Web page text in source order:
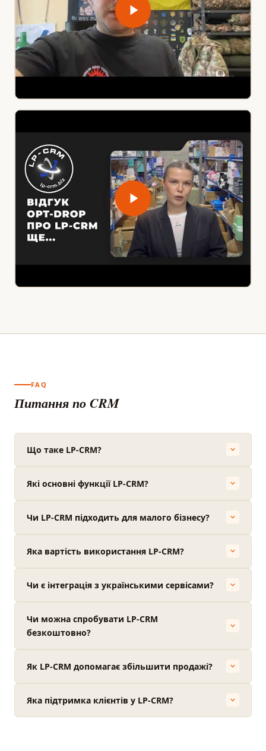
FAQ
Питання по CRM
Що таке LP-CRM?
Які основні функції LP-CRM?
Чи LP-CRM підходить для малого бізнесу?
Яка вартість використання LP-CRM?
Чи є інтеграція з українськими сервісами?
Чи можна спробувати LP-CRM
безкоштовно?
Як LP-CRM допомагає збільшити продажі?
Яка підтримка клієнтів у LP-CRM?